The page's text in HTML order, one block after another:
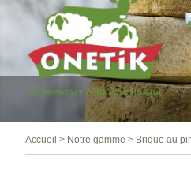
Accueil > Notre gamme > Brique au